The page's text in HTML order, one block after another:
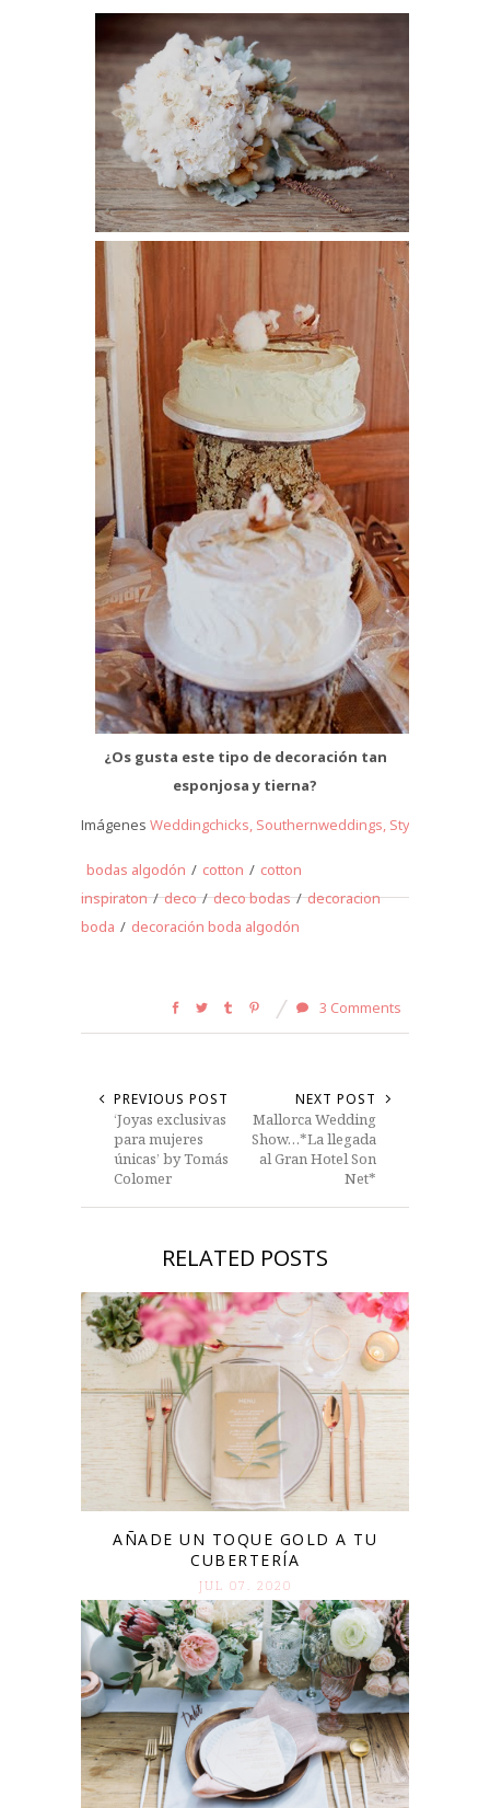
¿Os gusta este tipo de decoración tan
esponjosa y tierna?
Imágenes Weddingchicks, Southernweddings, Styleunveiled,
bodas algodón / cotton / cotton
inspiraton / deco / deco bodas / decoracion
boda / decoración boda algodón
3 Comments
PREVIOUS POST
‘Joyas exclusivas
para mujeres
únicas’ by Tomás
Colomer
NEXT POST
Mallorca Wedding
Show…*La llegada
al Gran Hotel Son
Net*
RELATED POSTS
AÑADE UN TOQUE GOLD A TU
CUBERTERÍA
JUL 07. 2020